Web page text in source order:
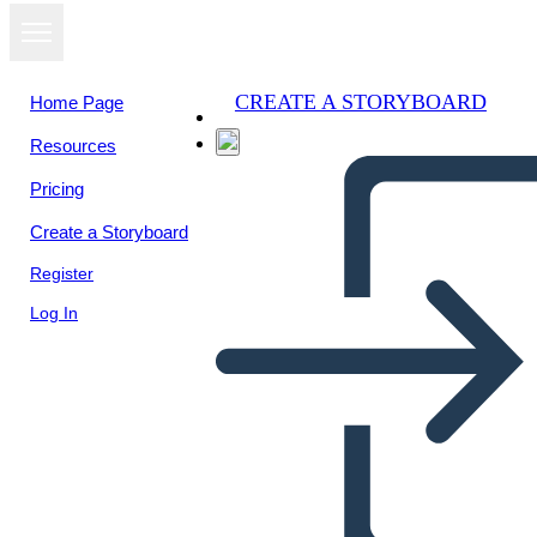
Home Page
Resources
Pricing
Create a Storyboard
Register
Log In
CREATE A STORYBOARD
View as
slideshow